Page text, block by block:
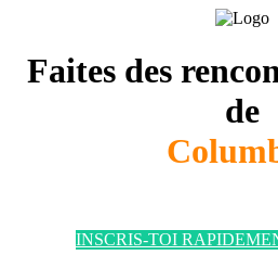
Faites des
de
INSCRIS-TOI